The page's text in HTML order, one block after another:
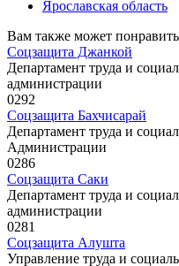
Ярославская область
Вам также может
Соцзащита Джанкой
Департамент труда и
администрации
0292
Соцзащита Бахчисарай
Департамент труда и
Администрации
0286
Соцзащита Саки
Департамент труда и
администрации
0281
Соцзащита Алушта
Управление труда и